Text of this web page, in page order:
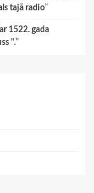
tajā radio”
1522. gada
".”